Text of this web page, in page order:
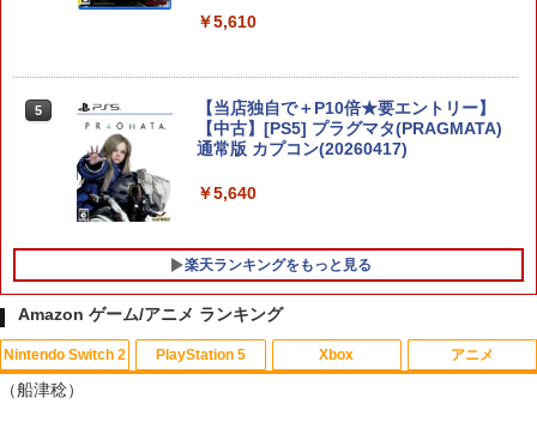
スターズ版 Switch2版(【早期購入封入
￥11,979
テイルズ オブ エターニア リマスター
￥3,405
￥5,610
5
【当店独自で＋P10倍★要エントリー】
【中古】[PS5] プラグマタ(PRAGMATA)
通常版 カプコン(20260417)
￥5,640
楽天ランキングをもっと見る
1
【サマーセール中！30%off！】オンライ
1
【中古】アナと雪の女王 MovieNEX [ブ
Amazon ゲーム/アニメ ランキング
Nintendo Switch 2 PlayStation 5 Xbox アニメ
（船津稔）